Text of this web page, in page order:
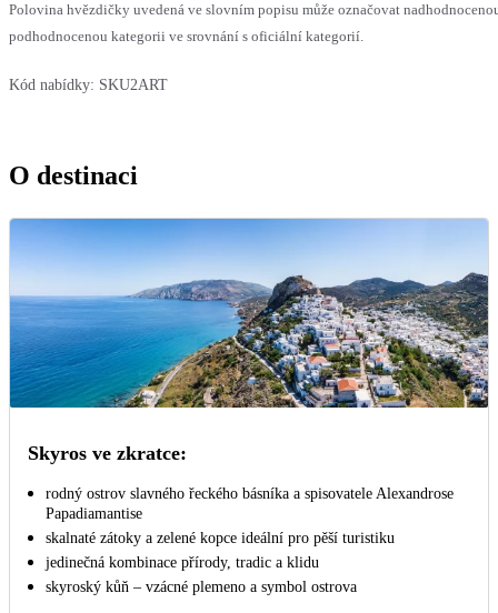
Polovina hvězdičky uvedená ve slovním popisu může označovat
podhodnocenou kategorii ve srovnání s oficiální kategorií.
Kód nabídky: SKU2ART
O destinaci
Skyros ve zkratce:
rodný ostrov slavného řeckého básníka a spisovatele Alexandrose
Papadiamantise
skalnaté zátoky a zelené kopce ideální pro pěší turistiku
jedinečná kombinace přírody, tradic a klidu
skyroský kůň – vzácné plemeno a symbol ostrova